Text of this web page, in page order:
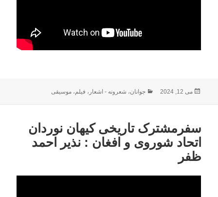
ارسال
می 12, 2024 دسته‌ها
جوانان، شعرونه - اشعار ، فیلم ،موسیقی
سفرمشترک تاریخی کیهان نوردان
اتحاد شوروی و افغان : نذیر احمد
ظفر